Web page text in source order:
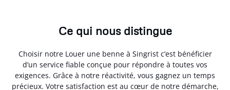
Ce qui nous distingue
Choisir notre Louer une benne à Singrist c’est bénéficier
d’un service fiable conçue pour répondre à toutes vos
exigences. Grâce à notre réactivité, vous gagnez un temps
précieux. Votre satisfaction est au cœur de notre démarche,